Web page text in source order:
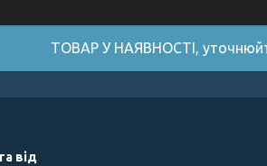
ТОВАР У НАЯВНОСТІ,
від